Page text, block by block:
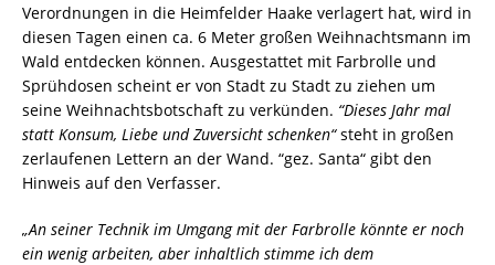
Verordnungen in die Heimfelder Haake verlagert hat, wird in
diesen Tagen einen ca. 6 Meter großen Weihnachtsmann im
Wald entdecken können. Ausgestattet mit Farbrolle und
Sprühdosen scheint er von Stadt zu Stadt zu ziehen um
seine Weihnachtsbotschaft zu verkünden. “Dieses Jahr mal
statt Konsum, Liebe und Zuversicht schenken“steht in großen
zerlaufenen Lettern an der Wand. “gez. Santa“ gibt den
Hinweis auf den Verfasser.
„An seiner Technik im Umgang mit der Farbrolle könnte er noch
ein wenig arbeiten, aber inhaltlich stimme ich dem